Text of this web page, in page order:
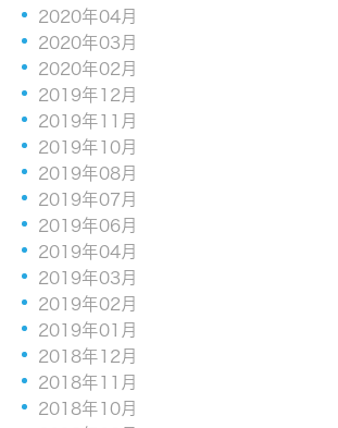
2020年04月
2020年03月
2020年02月
2019年12月
2019年11月
2019年10月
2019年08月
2019年07月
2019年06月
2019年04月
2019年03月
2019年02月
2019年01月
2018年12月
2018年11月
2018年10月